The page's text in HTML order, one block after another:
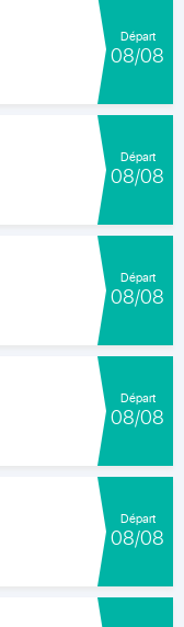
Départ
08/08
Départ
08/08
Départ
08/08
Départ
08/08
Départ
08/08